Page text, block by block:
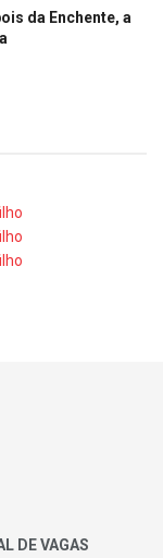
da Enchente, a
DE VAGAS